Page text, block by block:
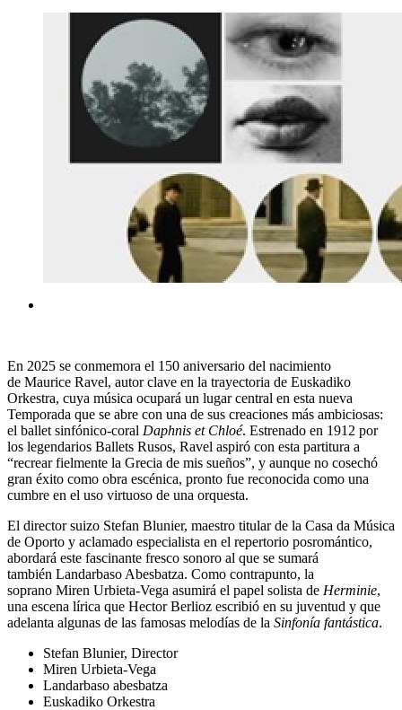
En 2025 se conmemora el 150 aniversario del nacimiento
de Maurice Ravel, autor clave en la trayectoria de Euskadiko
Orkestra, cuya música ocupará un lugar central en esta nueva
Temporada que se abre con una de sus creaciones más ambiciosas:
el ballet sinfónico-coral Daphnis et Chloé. Estrenado en 1912 por
los legendarios Ballets Rusos, Ravel aspiró con esta partitura a
“recrear fielmente la Grecia de mis sueños”, y aunque no cosechó
gran éxito como obra escénica, pronto fue reconocida como una
cumbre en el uso virtuoso de una orquesta.
El director suizo Stefan Blunier, maestro titular de la Casa da Música
de Oporto y aclamado especialista en el repertorio posromántico,
abordará este fascinante fresco sonoro al que se sumará
también Landarbaso Abesbatza. Como contrapunto, la
soprano Miren Urbieta-Vega asumirá el papel solista de Herminie,
una escena lírica que Hector Berlioz escribió en su juventud y que
adelanta algunas de las famosas melodías de la Sinfonía fantástica.
Stefan Blunier, Director
Miren Urbieta-Vega
Landarbaso abesbatza
Euskadiko Orkestra